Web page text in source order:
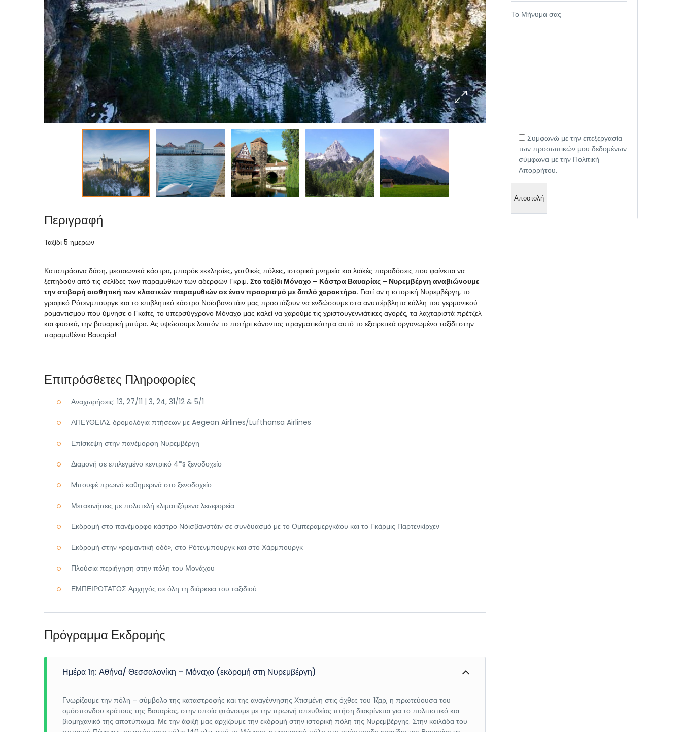
Περιγραφή
Ταξίδι 5 ημερών
Καταπράσινα δάση, μεσαιωνικά κάστρα, μπαρόκ εκκλησίες, γοτθικές πόλεις, ιστορικά μνημεία και λαϊκές παραδόσεις που φαίνεται να
ξεπηδούν από τις σελίδες των παραμυθιών των αδερφών Γκριμ. Στο ταξίδι Μόναχο – Κάστρα Βαυαρίας – Νυρεμβέργη αναβιώνουμε
την στιβαρή αισθητική των κλασικών παραμυθιών σε έναν προορισμό με διπλό χαρακτήρα. Γιατί αν η ιστορική Νυρεμβέργη, το
γραφικό Ρότενμπουργκ και το επιβλητικό κάστρο Νοϊσβανστάιν μας προστάζουν να ενδώσουμε στα ανυπέρβλητα κάλλη του γερμανικού
ρομαντισμού που ύμνησε ο Γκαίτε, το υπερσύγχρονο Μόναχο μας καλεί να χαρούμε τις χριστουγεννιάτικες αγορές, τα λαχταριστά πρέτζελ
και φυσικά, την βαυαρική μπύρα. Ας υψώσουμε λοιπόν το ποτήρι κάνοντας πραγματικότητα αυτό το εξαιρετικά οργανωμένο ταξίδι στην
παραμυθένια Βαυαρία!
Επιπρόσθετες Πληροφορίες
Αναχωρήσεις: 13, 27/11 | 3, 24, 31/12 & 5/1
ΑΠΕΥΘΕΙΑΣ δρομολόγια πτήσεων με Aegean Airlines/Lufthansa Airlines
Επίσκεψη στην πανέμορφη Νυρεμβέργη
Διαμονή σε επιλεγμένο κεντρικό 4*s ξενοδοχείο
Mπουφέ πρωινό καθημερινά στο ξενοδοχείο
Μετακινήσεις με πολυτελή κλιματιζόμενα λεωφορεία
Εκδρομή στο πανέμορφο κάστρο Νόισβανστάιν σε συνδυασμό με το Ομπεραμεργκάου και το Γκάρμις Παρτενκίρχεν
Εκδρομή στην «ρομαντική οδό», στο Ρότενμπουργκ και στο Χάρμπουργκ
Πλούσια περιήγηση στην πόλη του Μονάχου
ΕΜΠΕΙΡΟΤΑΤΟΣ Αρχηγός σε όλη τη διάρκεια του ταξιδιού
Πρόγραμμα Εκδρομής
Ημέρα 1η: Αθήνα/ Θεσσαλονίκη – Μόναχο (εκδρομή στη Νυρεμβέργη)
Γνωρίζουμε την πόλη – σύμβολο της καταστροφής και της αναγέννησης Χτισμένη στις όχθες του Ίζαρ, η πρωτεύουσα του
ομόσπονδου κράτους της Βαυαρίας, στην οποία φτάνουμε με την πρωινή απευθείας πτήση διακρίνεται για το πολιτιστικό και
βιομηχανικό της αποτύπωμα. Με την άφιξή μας αρχίζουμε την εκδρομή στην ιστορική πόλη της Νυρεμβέργης. Στην κοιλάδα του
Το Μήνυμα σας
Συμφωνώ με την επεξεργασία
των προσωπικών μου δεδομένων
σύμφωνα με την Πολιτική
Απορρήτου.